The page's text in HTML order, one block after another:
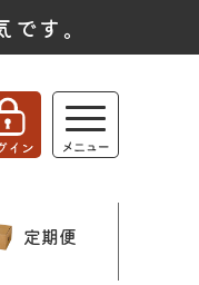
す。
定期便